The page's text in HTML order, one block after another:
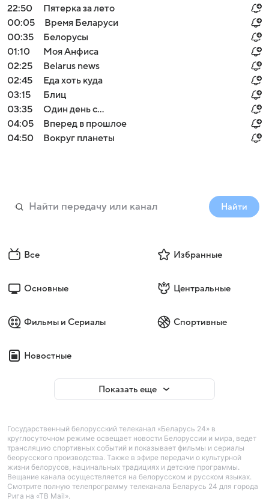
22:50
Пятерка за лето
00:05
Время Беларуси
00:35
Белорусы
01:10
Моя Анфиса
02:25
Belarus news
02:45
Еда хоть куда
03:15
Блиц
03:35
Один день с...
04:05
Вперед в прошлое
04:50
Вокруг планеты
Найти
Все Избранные
Основные Центральные
Фильмы и Сериалы Спортивные
Новостные
Показать еще
Государственный белорусский телеканал «Беларусь 24» в
круглосуточном режиме освещает новости Белоруссии и мира, ведет
трансляцию спортивных событий и показывает фильмы и сериалы
беорусского производства. Также в эфире передачи о культурной
жизни белорусов, нацинальных традициях и детские программы.
Вещание канала осуществляется на белорусском и русском языках.
Смотрите полную телепрограмму телеканала Беларусь 24 для города
Рига на «ТВ Mail».